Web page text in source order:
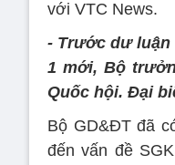
với VTC News.
- Trước dư luận
1 mới, Bộ
Quốc hội. Đại
Bộ GD&ĐT đã
đến vấn đề